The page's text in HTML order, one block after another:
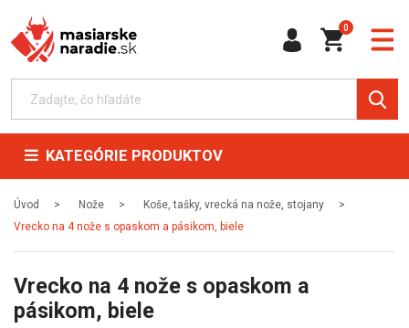
0
KATEGÓRIE PRODUKTOV
Úvod Nože
Koše, tašky, vrecká na nože, stojany
Vrecko na 4 nože s opaskom a pásikom, biele
Vrecko na 4 nože s opaskom a
pásikom, biele